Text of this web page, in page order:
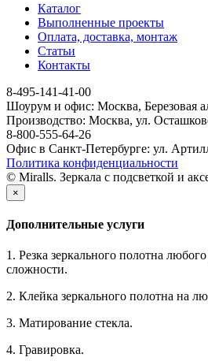
Каталог
Выполненные проекты
Оплата, доставка, монтаж
Статьи
Контакты
8-495-141-41-00
Шоурум и офис: Москва, Березовая
Производство: Москва, ул.
8-800-555-64-26
Офис в Санкт-Петербурге: ул.
Политика конфиденциальности
© Miralls. Зеркала с подсветкой и
×
Дополнительные услуги
1. Резка зеркального полотна
сложности.
2. Клейка зеркального полотна на
3. Матирование стекла.
4. Гравировка.